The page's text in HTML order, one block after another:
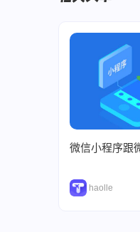
微信小程序跟
haolle